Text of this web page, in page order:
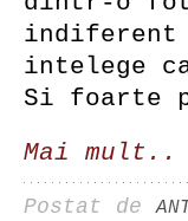
indiferent
intelege
Si foarte
Mai mult..
Postat de